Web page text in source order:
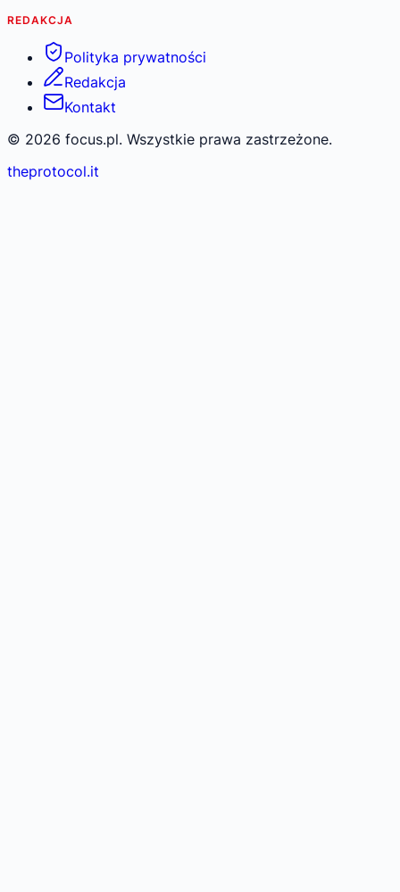
REDAKCJA
Polityka prywatności
Redakcja
Kontakt
© 2026 focus.pl. Wszystkie prawa zastrzeżone.
theprotocol.it